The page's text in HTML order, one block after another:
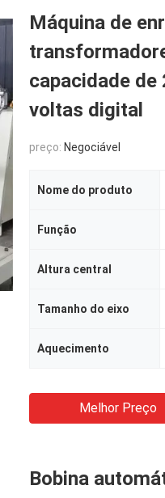
Máquina de
capacidade
voltas digital
preço: Negociável
Nome do produto
Função
Altura central
Tamanho do eixo
Aquecimento
Melhor Preço
Bobina